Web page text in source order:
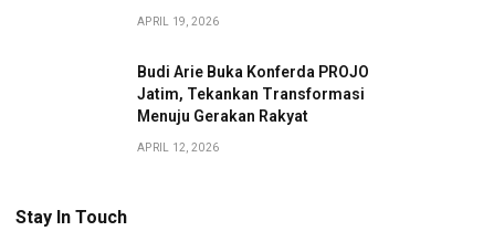
APRIL 19, 2026
Budi Arie Buka Konferda PROJO
Jatim, Tekankan Transformasi
Menuju Gerakan Rakyat
APRIL 12, 2026
Stay In Touch